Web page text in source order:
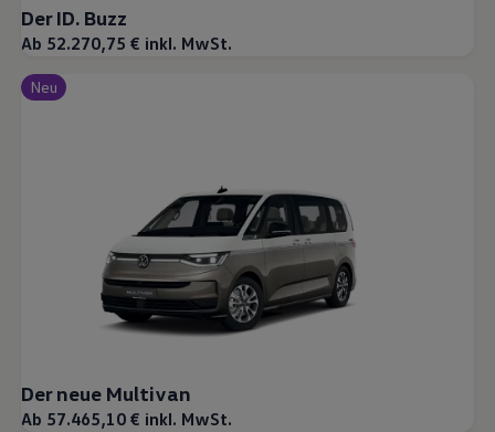
Der ID. Buzz
Ab 52.270,75 € inkl. MwSt.
Neu
Der neue Multivan
Ab 57.465,10 € inkl. MwSt.